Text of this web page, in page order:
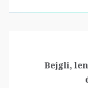
Bejgli,